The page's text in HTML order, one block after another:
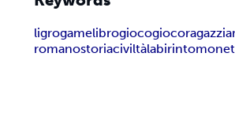
ligrogamelibrogiocogiocoragazzi
romanostoriaciviltàlabirinto